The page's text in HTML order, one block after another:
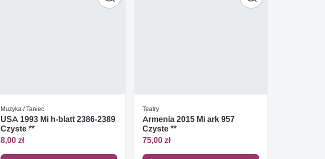
Muzyka / Taniec
USA 1993 Mi h-blatt 2386-2389
Czyste **
8,00 zł
Teatry
Armenia 2015 Mi ark 957
Czyste **
75,00 zł